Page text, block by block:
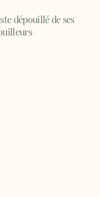
dépouillé de ses